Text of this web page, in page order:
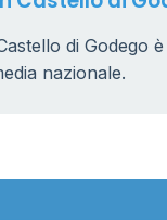
di Godego è
nazionale.